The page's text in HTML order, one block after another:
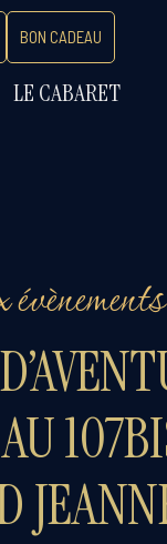
BON CADEAU
LE CABARET